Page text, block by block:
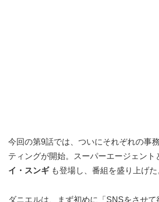
今回の第9話では、ついにそれぞれの事
ティングが開始。スーパーエージェント
イ・スンギも登場し、番組を盛り上げた
ダニエルは、まず初めに「SNSをさせ